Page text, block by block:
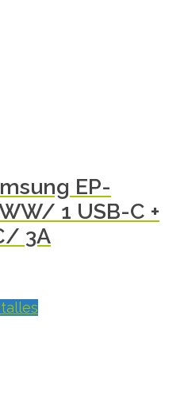
EP-
1 USB-C +
3A